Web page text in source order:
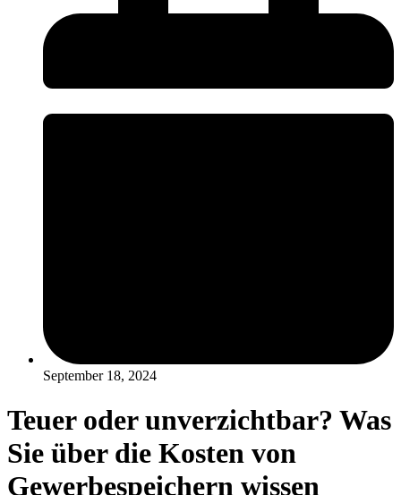
September 18, 2024
Teuer oder unverzichtbar? Was
Sie über die Kosten von
Gewerbespeichern wissen